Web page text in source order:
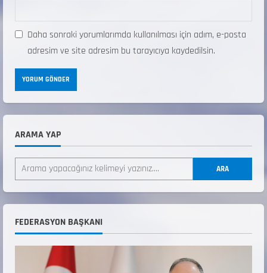
Daha sonraki yorumlarımda kullanılması için adım, e-posta
adresim ve site adresim bu tarayıcıya kaydedilsin.
ARAMA YAP
ARA
FEDERASYON BAŞKANI
2
ŞAMPİYONASI
22 Temmuz 2026
3
ŞAMPİYONASI GÖREVLİ LİSTESİ